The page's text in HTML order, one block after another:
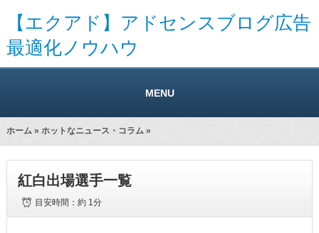
【エクアド】アドセンスブログ広告
最適化ノウハウ
MENU
ホーム» ホットなニュース・コラム»
紅白出場選手一覧
目安時間：約 1分